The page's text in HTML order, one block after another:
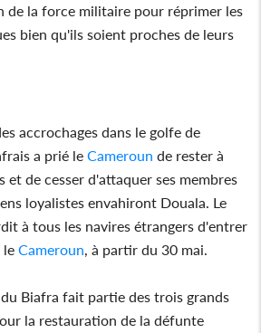
de la force militaire pour réprimer les
bien qu'ils soient proches de leurs
accrochages dans le golfe de
a prié le Cameroun de rester à
et de cesser d'attaquer ses membres
loyalistes envahiront Douala. Le
à tous les navires étrangers d'entrer
le Cameroun, à partir du 30 mai.
Biafra fait partie des trois grands
la restauration de la défunte